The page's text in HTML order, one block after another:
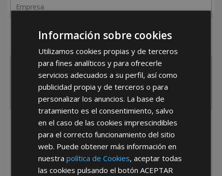
¿De dónde es la empresa?
He leído y acepto laPolítica de Privacidad
Información sobre cookies
Utilizamos cookies propias y de terceros
para fines analíticos y para ofrecerle
servicios adecuados a su perfil, así como
publicidad propia y de terceros o para
personalizar los anuncios. La base de
tratamiento es el consentimiento, salvo
en el caso de las cookies imprescindibles
para el correcto funcionamiento del sitio
web. Puede obtener más información en
nuestrapolítica de Cookies, aceptar todas
las cookies pulsando el botónACEPTAR